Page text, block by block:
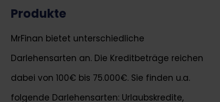
Produkte
MrFinan bietet unterschiedliche
Darlehensarten an. Die Kreditbeträge reichen
dabei von 100€ bis 75.000€. Sie finden u.a.
folgende Darlehensarten: Urlaubskredite,